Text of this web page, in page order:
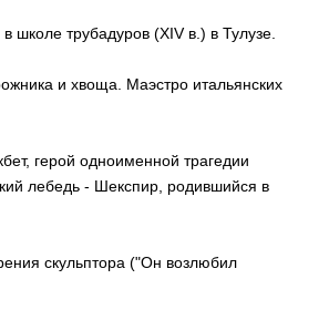
школе трубадуров (XIV в.) в Тулузе.
и хвоща. Маэстро итальянских
герой одноименной трагедии
лебедь - Шекспир, родившийся в
скульптора ("Он возлюбил